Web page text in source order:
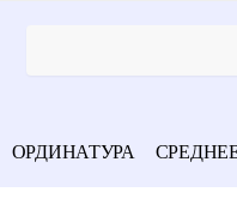
ОРДИНАТУРА